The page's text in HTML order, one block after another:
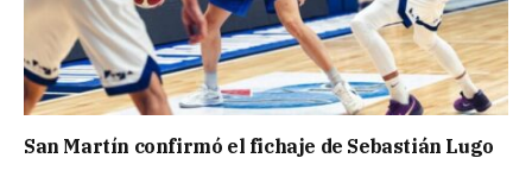
San Martín confirmó el fichaje de Sebastián Lugo